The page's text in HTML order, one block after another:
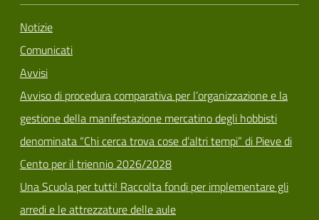
Notizie
Comunicati
Avvisi
Avviso di procedura comparativa per l’organizzazione e la
gestione della manifestazione mercatino degli hobbisti
denominata “Chi cerca trova cose d’altri tempi” di Pieve di
Cento per il triennio 2026/2028
Una Scuola per tutti! Raccolta fondi per implementare gli
arredi e le attrezzature delle aule